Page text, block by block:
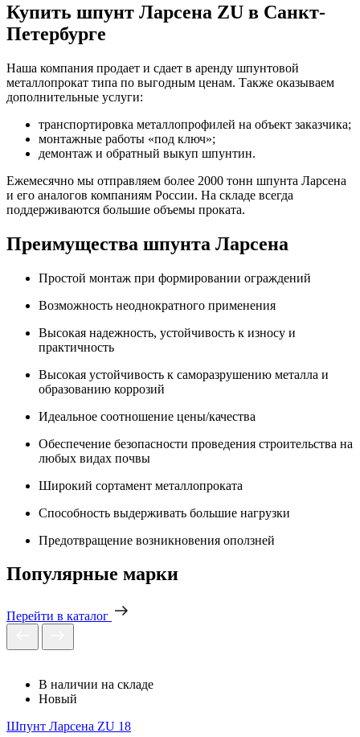
Купить шпунт Ларсена ZU в Санкт-
Петербурге
Наша компания продает и сдает в аренду шпунтовой
металлопрокат типа по выгодным ценам. Также оказываем
дополнительные услуги:
транспортировка металлопрофилей на объект заказчика;
монтажные работы «под ключ»;
демонтаж и обратный выкуп шпунтин.
Ежемесячно мы отправляем более 2000 тонн шпунта Ларсена
и его аналогов компаниям России. На складе всегда
поддерживаются большие объемы проката.
Преимущества шпунта Ларсена
Простой монтаж при формировании ограждений
Возможность неоднократного применения
Высокая надежность, устойчивость к износу и
практичность
Высокая устойчивость к саморазрушению металла и
образованию коррозий
Идеальное соотношение цены/качества
Обеспечение безопасности проведения строительства на
любых видах почвы
Широкий сортамент металлопроката
Способность выдерживать большие нагрузки
Предотвращение возникновения оползней
Популярные марки
Перейти в каталог
В наличии на складе
Новый
Шпунт Ларсена ZU 18